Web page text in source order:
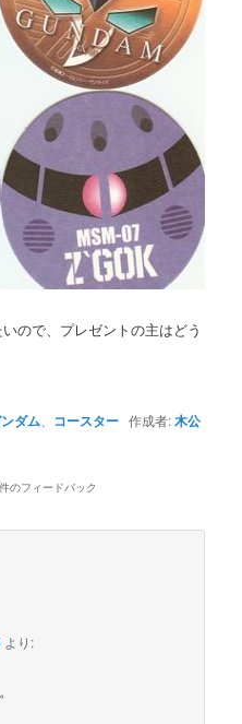
ので、プレゼントの主はどう
ダム コースター 作成者:木公
のフィードバック
より: